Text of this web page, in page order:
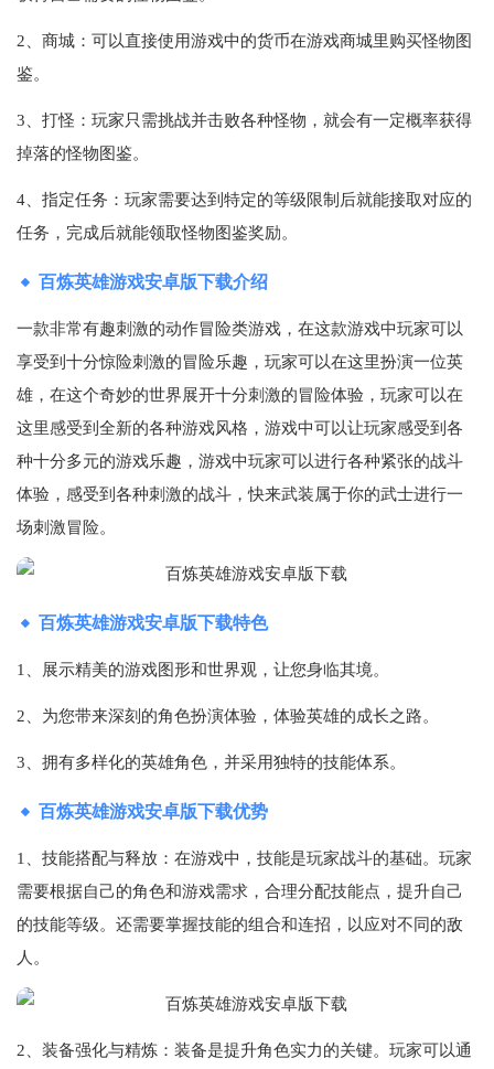
2、商城：‌可以直接使用游戏中的货币在游戏商城里购买怪物图
鉴。‌
3、打怪：‌玩家只需挑战并击败各种怪物，就会有一定概率获得
掉落的怪物图鉴。‌
4、指定任务：‌玩家需要达到特定的等级限制后就能接取对应的
任务，‌完成后就能领取怪物图鉴奖励。‌
百炼英雄游戏安卓版下载介绍
一款非常有趣刺激的动作冒险类游戏，在这款游戏中玩家可以
享受到十分惊险刺激的冒险乐趣，玩家可以在这里扮演一位英
雄，在这个奇妙的世界展开十分刺激的冒险体验，玩家可以在
这里感受到全新的各种游戏风格，游戏中可以让玩家感受到各
种十分多元的游戏乐趣，游戏中玩家可以进行各种紧张的战斗
体验，感受到各种刺激的战斗，快来武装属于你的武士进行一
场刺激冒险。
百炼英雄游戏安卓版下载特色
1、展示精美的游戏图形和世界观，让您身临其境。
2、为您带来深刻的角色扮演体验，体验英雄的成长之路。
3、拥有多样化的英雄角色，并采用独特的技能体系。
百炼英雄游戏安卓版下载优势
1、技能搭配与释放：在游戏中，技能是玩家战斗的基础。玩家
需要根据自己的角色和游戏需求，合理分配技能点，提升自己
的技能等级。还需要掌握技能的组合和连招，以应对不同的敌
人。
2、装备强化与精炼：装备是提升角色实力的关键。玩家可以通